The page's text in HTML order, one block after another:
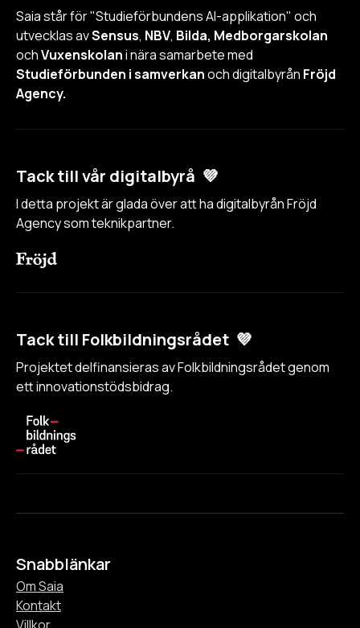
Saia står för "Studieförbundens AI-applikation" och
utvecklas avSensus, NBV, Bilda, Medborgarskolan
ochVuxenskolani nära samarbete med
Studieförbunden i samverkanoch digitalbyrån Fröjd
Agency.
Tack till vår digitalbyrå 💜
I detta projekt är glada över att ha digitalbyrån Fröjd
Agency som teknikpartner.
Tack till Folkbildningsrådet 💜
Projektet delfinansieras av Folkbildningsrådet genom
ett innovationstödsbidrag.
Snabblänkar
Om Saia
Kontakt
Villkor